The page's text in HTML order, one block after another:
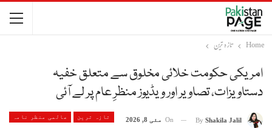
Home
تازہ ترین
امریکی حکومت خلائی مخلوق سے متعلق خفیہ
دستاویزات، تصاویر اور ویڈیوز منظرِ عام پر لے آئی
تازہ ترین عالمی منظر نامہ By Shakila Jalil
On مئی 8, 2026